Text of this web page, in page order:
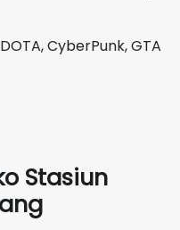
CyberPunk, GTA
Stasiun